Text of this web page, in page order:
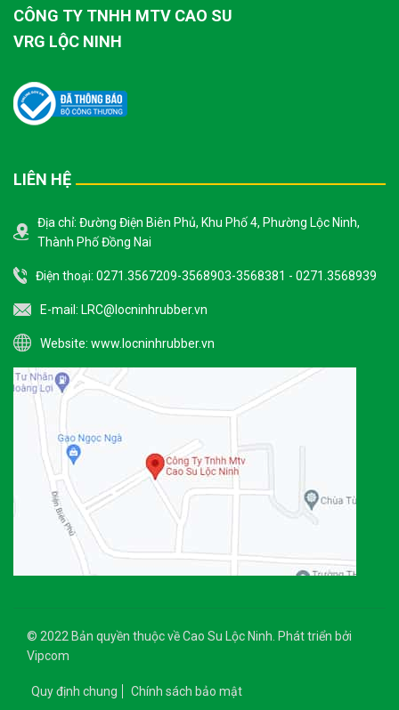
CÔNG TY TNHH MTV CAO SU
VRG LỘC NINH
LIÊN HỆ
Địa chỉ: Đường Điện Biên Phủ, Khu Phố 4, Phường Lộc Ninh,
Thành Phố Đồng Nai
Điện thoại: 0271.3567209-3568903-3568381 - 0271.3568939
E-mail: LRC@locninhrubber.vn
Website: www.locninhrubber.vn
© 2022 Bản quyền thuộc về Cao Su Lộc Ninh. Phát triển bởi
Vipcom
Quy định chung Chính sách bảo mật